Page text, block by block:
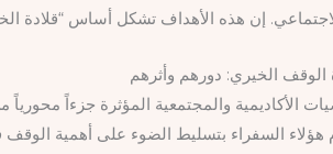
إن هذه الأهداف تشكل أساس “قلادة
الوقف الخيري: دورهم وأثرهم
الأكاديمية والمجتمعية المؤثرة جزءاً
هؤلاء السفراء بتسليط الضوء على أهمية الوقف